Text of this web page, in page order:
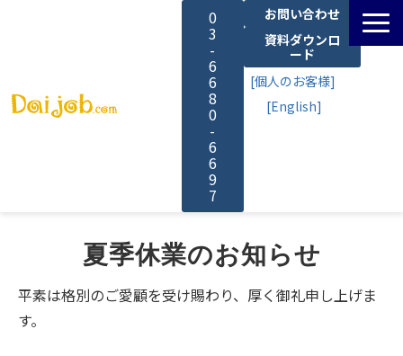
0
3
-
6
6
8
0
-
6
6
9
7
お問い合わせ
資料ダウンロ
ード
[個人のお客様]
[English]
料金
夏季休業のお知らせ
平素は格別のご愛顧を受け賜わり、厚く御礼申し上げま
す。